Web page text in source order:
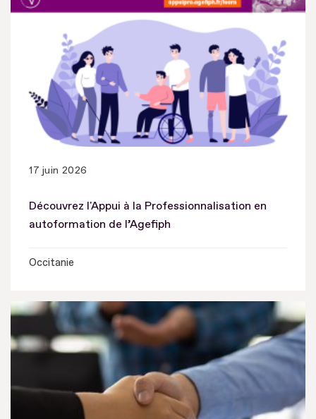
17 juin 2026
Découvrez l'Appui à la Professionnalisation en
autoformation de l’Agefiph
Occitanie